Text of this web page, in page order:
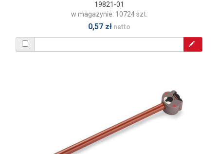
19821-01
w magazynie: 10724 szt.
0,57 złnetto